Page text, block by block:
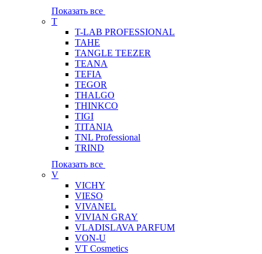
Показать все
T
T-LAB PROFESSIONAL
TAHE
TANGLE TEEZER
TEANA
TEFIA
TEGOR
THALGO
THINKCO
TIGI
TITANIA
TNL Professional
TRIND
Показать все
V
VICHY
VIESO
VIVANEL
VIVIAN GRAY
VLADISLAVA PARFUM
VON-U
VT Cosmetics